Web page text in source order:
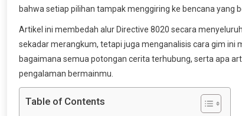
bahwa setiap pilihan tampak menggiring ke bencana yang
Artikel ini membedah alur Directive 8020 secara
sekadar merangkum, tetapi juga menganalisis cara gim
bagaimana semua potongan cerita terhubung, serta apa
pengalaman bermainmu.
Table of Contents